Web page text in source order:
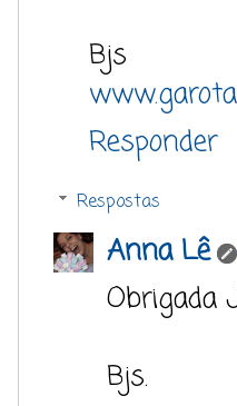
Bjs
Responder
Respostas
Anna Lê
Obrigada
Bjs.